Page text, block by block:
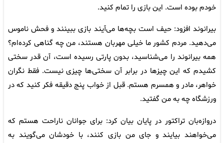
خودم بوده است. این بازی را تمام کنید.
بیرانوند افزود: حیف است بچه‌ها می‌آیند بازی ببینند و فحش ناموس
می‌دهید. مردم کشور ما خیلی مهربان هستند، من چه گناهی کرده‌ام؟
همه بیرانوند را می‌شناسید، بدون پارتی رسیده است، آن قدر سختی
کشیدم که این چیزها در برابر آن سختی‌ها چیزی نیست. فقط نگران
خواهر، مادر و همسرم هستم. قبل از خواب پنج دقیقه فکر کنید که در
ورزشگاه چه به من گفتید.
دروازه‌بان تراکتور در پایان بیان کرد: برای جوانان ناراحت هستم که
می‌خواهند بیایند و جای من بازی کنند، با خودشان می‌گویند به